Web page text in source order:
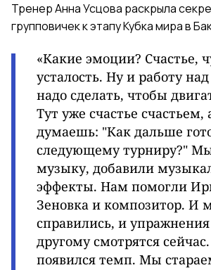
Тренер Анна Усцова раскрыла
групповичек к этапу Кубка мира в
«Какие эмоции? Счастье,
усталость. Ну и работу
надо сделать, чтобы
Тут уже счастье счастьем,
думаешь: "Как дальше
следующему турниру?"
музыку, добавили
эффекты. Нам помогли
Зеновка и композитор. И
справились, и
другому смотрятся сейчас.
появился темп. Мы